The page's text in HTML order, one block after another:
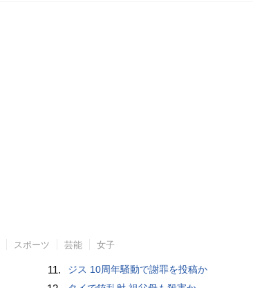
スポーツ 芸能 女子
11. ジス 10周年騒動で謝罪を投稿か